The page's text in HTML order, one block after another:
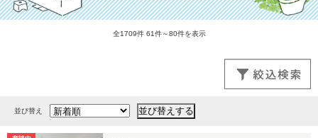
全1709件 61件～80件を表示
並び替え